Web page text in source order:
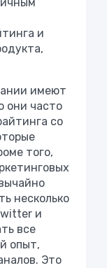
и
имеют
они часто
со
того,
несколько
и
все
опыт,
Это